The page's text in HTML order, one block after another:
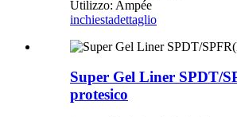
Utilizzo: Ampée
inchiestadettaglio
Super Gel Liner SPDT/
protesico